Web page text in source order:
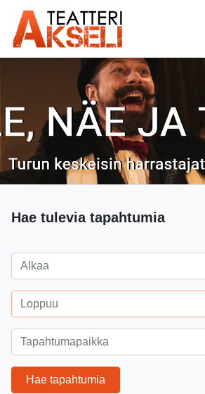
Hae tulevia tapahtumia
Tapahtuman alkamispäivämäärä
Tapahtuman päättymispäivämäärä
Tapahtumapaikka
Tapahtumapaikka
Hae tapahtumia